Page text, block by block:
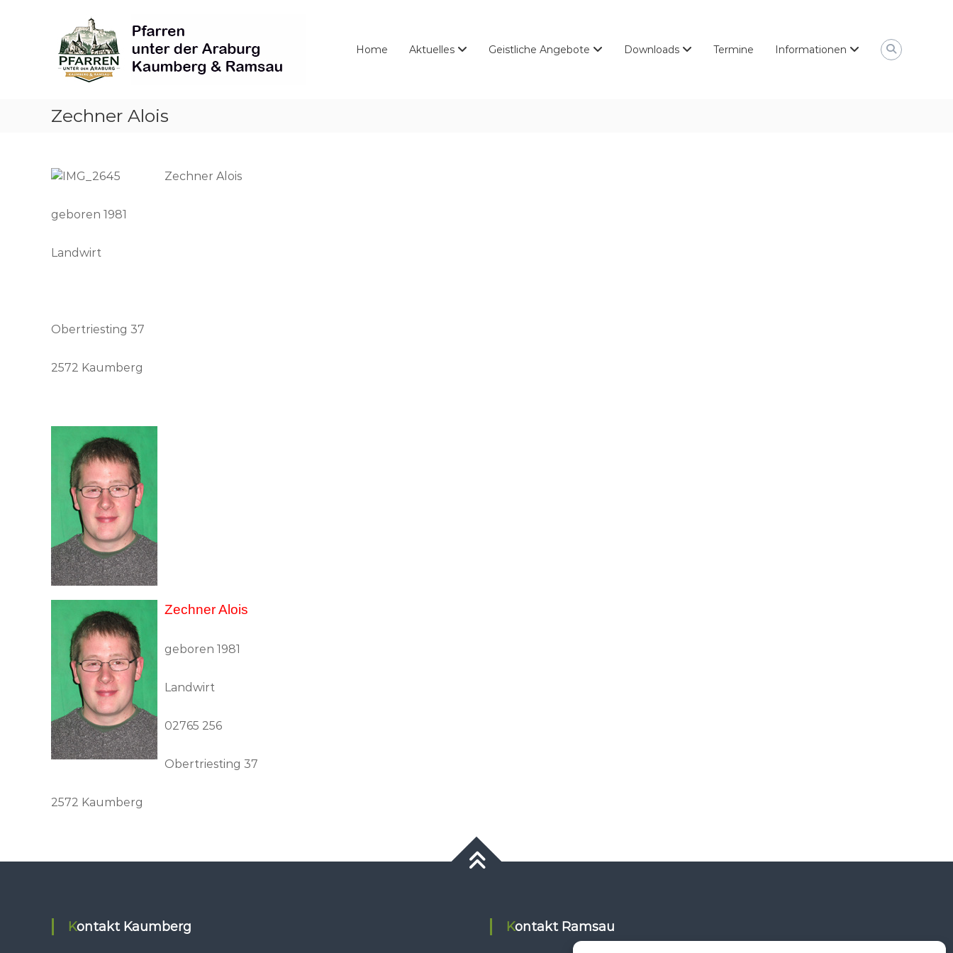
Pfarren
unter
derAraburg
in
Kaumberg
Home Aktuelles Geistliche Angebote Downloads Termine Informationen
Zechner Alois
Zechner Alois
geboren 1981
Landwirt
Obertriesting 37
2572 Kaumberg
Zechner Alois
geboren 1981
Landwirt
02765 256
Obertriesting 37
2572 Kaumberg
Kontakt Kaumberg Kontakt Ramsau